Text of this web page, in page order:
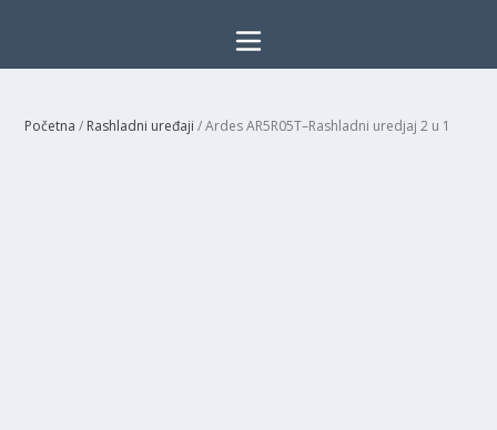
Početna / Rashladni uređaji / Ardes AR5R05T–Rashladni uredjaj 2 u 1